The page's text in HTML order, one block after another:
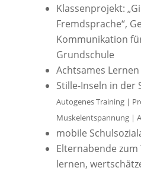
Klassenprojekt:
Fremdsprache“,
Kommunikation
Grundschule
Achtsames Lernen
Stille-Inseln in der
Autogenes Training |
Muskelentspannung |
mobile
Elternabende zum
lernen,